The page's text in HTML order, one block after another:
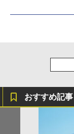
おすすめ記事